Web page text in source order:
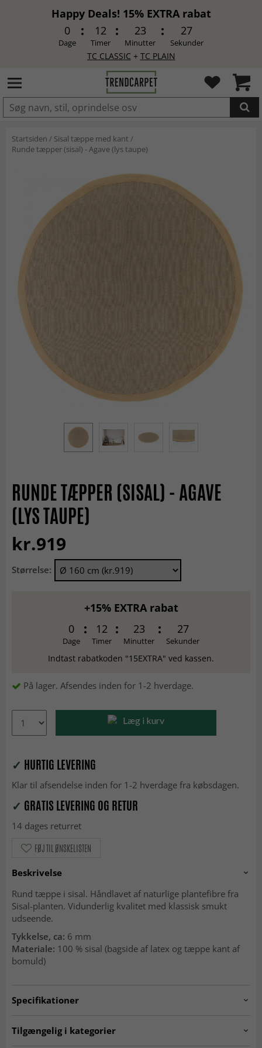
Happy Deals! 15% EXTRA rabat
0
Dage
12
Timer
23
Minutter
26
Sekunder
TC CLASSIC + TC PLAIN
LAGT I INDKØBSKURVEN.
Startsiden / Sisal tæppe med kant /
Runde tæpper (sisal) - Agave (lys taupe)
RUNDE TÆPPER (SISAL) - AGAVE
(LYS TAUPE)
kr.919
Størrelse:
+15% EXTRA rabat
0
Dage
12
Timer
23
Minutter
26
Sekunder
Indtast rabatkoden "15EXTRA" ved kassen.
På lager. Afsendes inden for 1-2 hverdage.
Læg i kurv
✓ HURTIG LEVERING
Klar til afsendelse inden for 1-2 hverdage fra købsdagen.
✓ GRATIS LEVERING OG RETUR
14 dages returret
FØJ TIL ØNSKELISTEN
Beskrivelse
Rund tæppe i sisal. Håndlavet af naturlige plantefibre fra
Sisal-planten. Vidunderlig kvalitet med klassisk smukt
udseende.
Tykkelse, ca: 6 mm
Materiale: 100 % sisal (bagside af latex og tæppe kant af
bomuld)
Specifikationer
Tilgængelig i kategorier